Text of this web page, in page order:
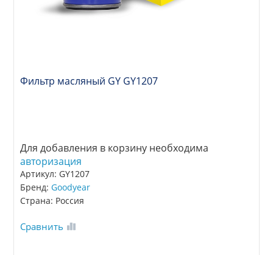
Фильтр масляный GY GY1207
Для добавления в корзину необходима
авторизация
Артикул: GY1207
Бренд:Goodyear
Страна: Россия
Сравнить